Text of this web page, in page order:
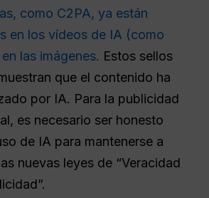
como C2PA, ya están
en los vídeos de IA (como
las imágenes. Estos sellos
que el contenido ha
por IA. Para la publicidad
es necesario ser honesto
de IA para mantenerse a
nuevas leyes de “Veracidad